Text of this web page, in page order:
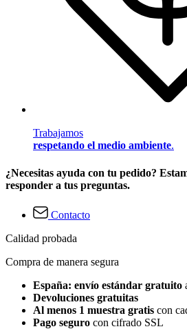
Trabajamos
respetando el medio ambiente.
¿Necesitas ayuda con tu pedido?
responder a tus preguntas.
Contacto
Calidad probada
Compra de manera segura
España: envío estándar gratuito
Devoluciones gratuitas
Al menos 1 muestra gratis con
Pago seguro con cifrado SSL